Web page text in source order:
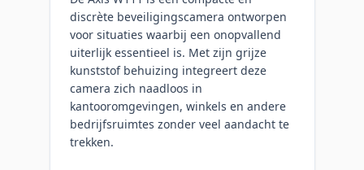
discrète beveiligingscamera ontworpen
voor situaties waarbij een onopvallend
uiterlijk essentieel is. Met zijn grijze
kunststof behuizing integreert deze
camera zich naadloos in
kantooromgevingen, winkels en andere
bedrijfsruimtes zonder veel aandacht te
trekken.